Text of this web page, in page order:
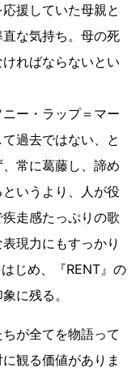
援していた母親と
な気持ち。母の死
ればならないとい
ー・ラップ＝マー
過去ではない、と
常に葛藤し、諦め
いうより、人が役
走感たっぷりの歌
現力にもすっかり
じめ、『RENT』の
に残る。
が全てを物語って
観る価値がありま